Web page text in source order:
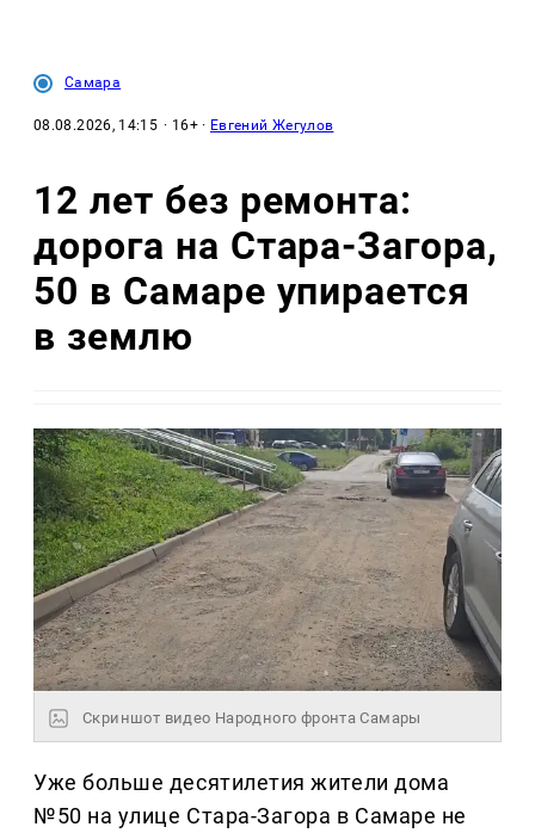
Самара
08.08.2026, 14:15 · 16+ · Евгений Жегулов
12 лет без ремонта:
дорога на Стара-Загора,
50 в Самаре упирается
в землю
Скриншот видео Народного фронта Самары
Уже больше десятилетия жители дома
№50 на улице Стара-Загора в Самаре не